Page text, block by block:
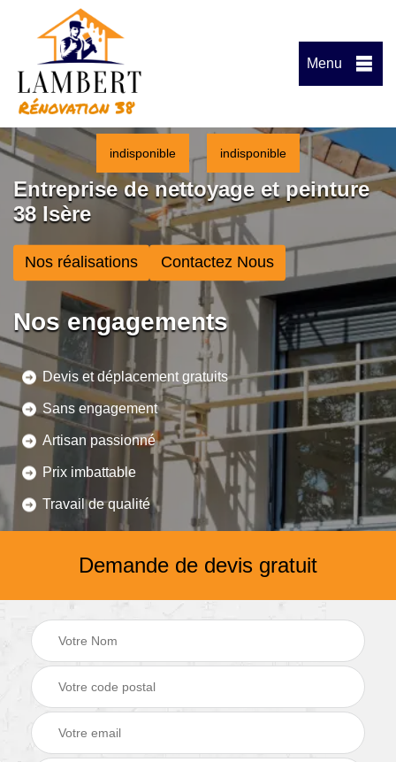
Menu
indisponible indisponible
Entreprise de nettoyage et peinture
38 Isère
Nos réalisations Contactez Nous
Nos engagements
Devis et déplacement gratuits
Sans engagement
Artisan passionné
Prix imbattable
Travail de qualité
Demande de devis gratuit